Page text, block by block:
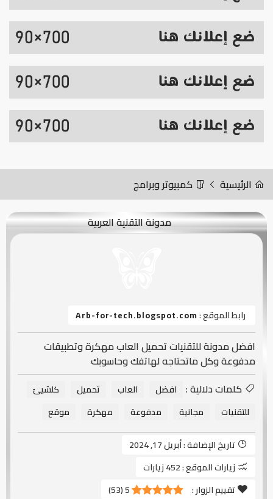
الرئيسية كمبيوتر وبرامج
مدونة التقنية العربية
رابط الموقع :Arb-for-tech.blogspot.com
افضل مدونة للتقنيات تحميل العاب مهكرة وتطبيقات
مدفوعة وكل ماتحتاجه لهاتفك وحاسوبك
كلمات دلالية :
افضل العاب تحميل
كلشيئ
للتقنيات
مجانية مدفوعة مهكرة موقع
تاريخ الإضافة :أبريل 17, 2024
زيارات الموقع :452 زيارات
تقييم الزوار :
5
(
53
)